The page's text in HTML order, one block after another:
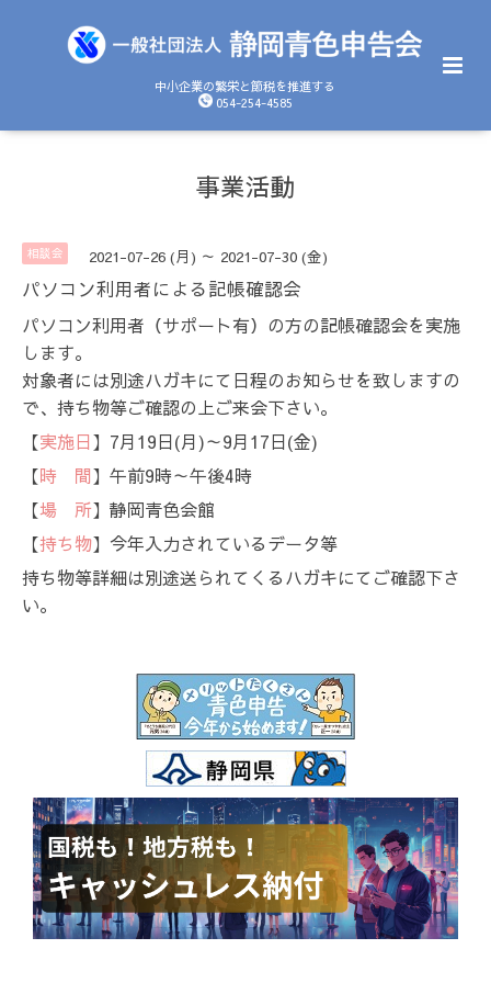
中小企業の繁栄と節税を推進する
054-254-4585
事業活動
相談会 2021-07-26 (月) ～ 2021-07-30 (金)
パソコン利用者による記帳確認会
パソコン利用者（サポート有）の方の記帳確認会を実施
します。
対象者には別途ハガキにて日程のお知らせを致しますの
で、持ち物等ご確認の上ご来会下さい。
【実施日】7月19日(月)～9月17日(金)
【時 間】午前9時～午後4時
【場 所】静岡青色会館
【持ち物】今年入力されているデータ等
持ち物等詳細は別途送られてくるハガキにてご確認下さ
い。